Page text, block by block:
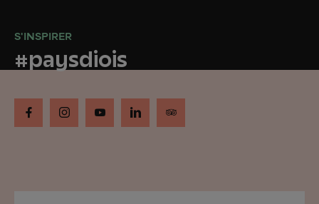
S'INSPIRER
#paysdiois